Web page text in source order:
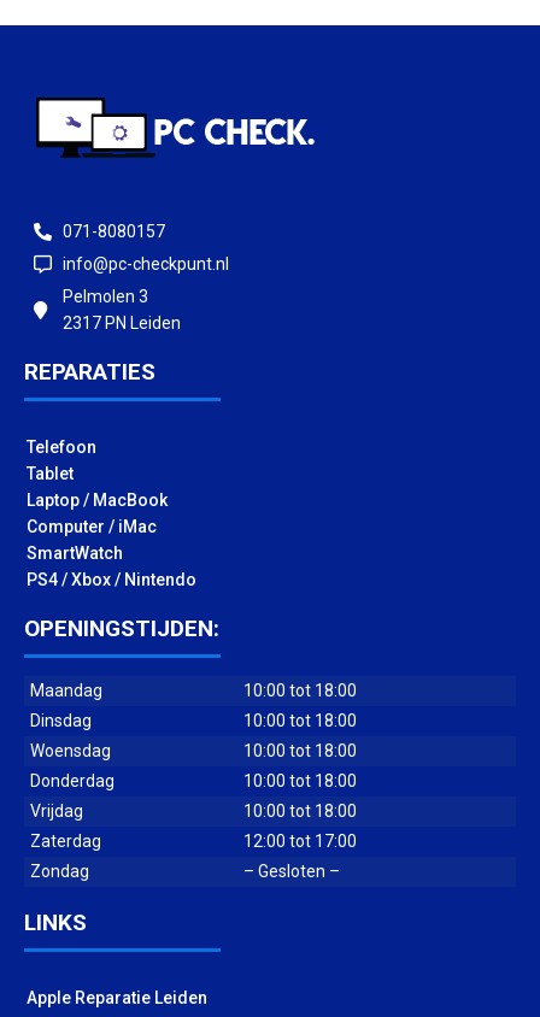
071-8080157
info@pc-checkpunt.nl
Pelmolen 3
2317 PN Leiden
REPARATIES
Telefoon
Tablet
Laptop / MacBook
Computer / iMac
SmartWatch
PS4 / Xbox / Nintendo
OPENINGSTIJDEN:
Maandag
10:00 tot 18:00
Dinsdag
10:00 tot 18:00
Woensdag
10:00 tot 18:00
Donderdag
10:00 tot 18:00
Vrijdag
10:00 tot 18:00
Zaterdag
12:00 tot 17:00
Zondag
– Gesloten –
LINKS
Apple Reparatie Leiden